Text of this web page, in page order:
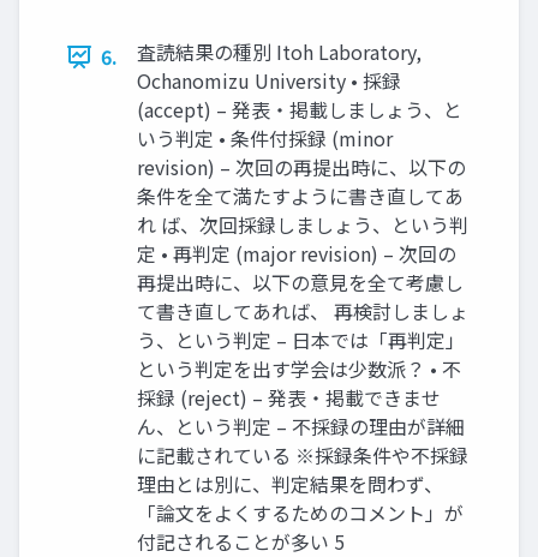
6.
査読結果の種別 Itoh Laboratory,
Ochanomizu University • 採録
(accept) – 発表・掲載しましょう、と
いう判定 • 条件付採録 (minor
revision) – 次回の再提出時に、以下の
条件を全て満たすように書き直してあ
れ ば、次回採録しましょう、という判
定 • 再判定 (major revision) – 次回の
再提出時に、以下の意見を全て考慮し
て書き直してあれば、 再検討しましょ
う、という判定 – 日本では「再判定」
という判定を出す学会は少数派？ • 不
採録 (reject) – 発表・掲載できませ
ん、という判定 – 不採録の理由が詳細
に記載されている ※採録条件や不採録
理由とは別に、判定結果を問わず、
「論文をよくするためのコメント」が
付記されることが多い 5